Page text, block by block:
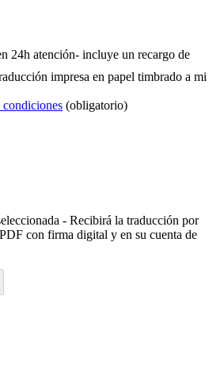
24h atención- incluye un recargo de
impresa en papel timbrado a mi
(obligatorio)
- Recibirá la traducción por
con firma digital y en su cuenta de